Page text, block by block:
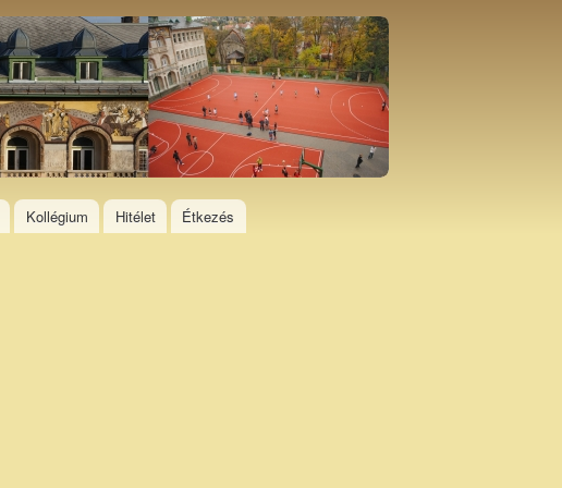
Kollégium Hitélet Étkezés